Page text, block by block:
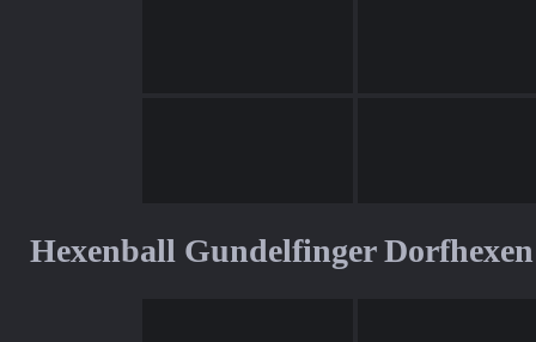
Hexenball Gundelfinger Dorfhexen